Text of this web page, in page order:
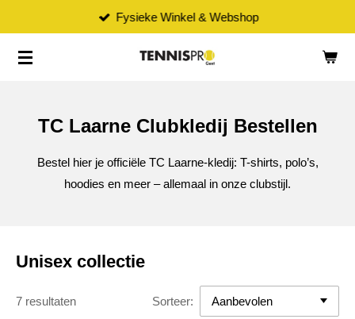
naar
Fysieke Winkel & Webshop
TC Laarne Clubkledij Bestellen
Bestel hier je officiële TC Laarne-kledij: T-shirts, polo’s,
hoodies en meer – allemaal in onze clubstijl.
Unisex collectie
7 resultaten Sorteer: